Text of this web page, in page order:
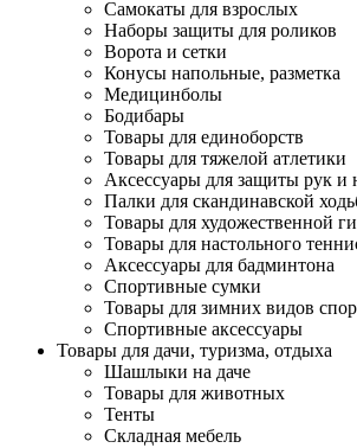
Самокаты для взрослых
Наборы защиты для роликов
Ворота и сетки
Конусы напольные, разметка
Медицинболы
Бодибары
Товары для единоборств
Товары для тяжелой атлетики
Аксессуары для защиты рук и
Палки для скандинавской
Товары для художественной
Товары для настольного
Аксессуары для бадминтона
Спортивные сумки
Товары для зимних видов
Спортивные аксессуары
Товары для дачи, туризма, отдыха
Шашлыки на даче
Товары для животных
Тенты
Складная мебель